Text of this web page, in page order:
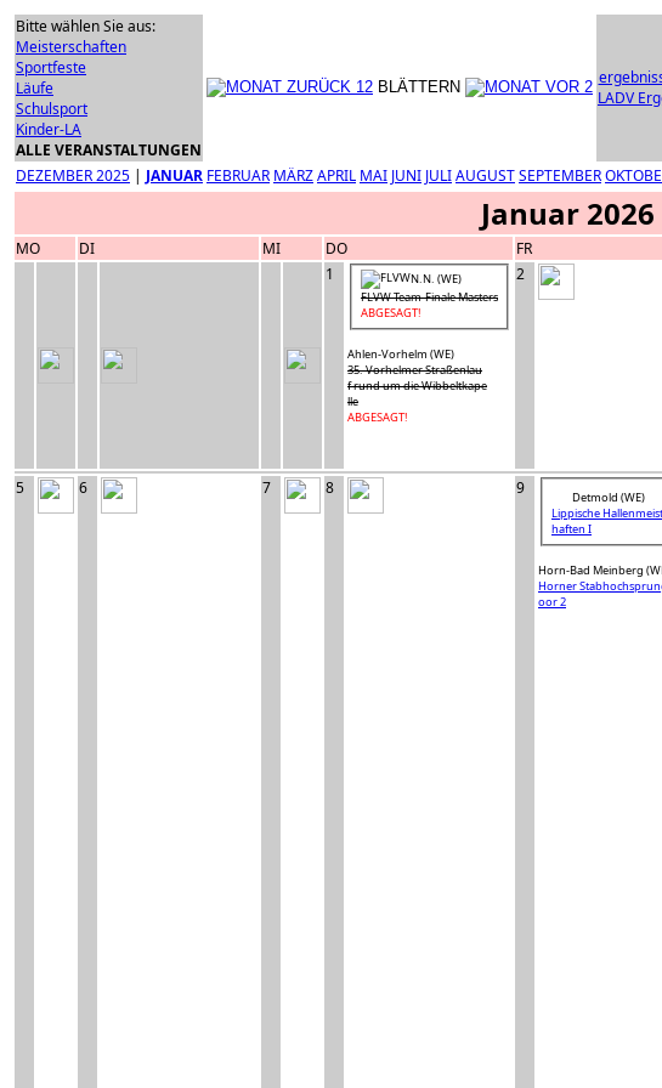
Bitte wählen Sie aus:
Meisterschaften
Sportfeste
Läufe
Schulsport
Kinder-LA
ALLE VERANSTALTUNGEN
BLÄTTERN
LADV
DEZEMBER 2025 | JANUAR FEBRUAR MÄRZAPRIL MAI JUNI JULIAUGUSTSEPTEMBER
Januar 2026
MO DI MI DO FR
1
N.N. (WE)
FLVW Team-Finale Masters
ABGESAGT!
Ahlen-Vorhelm (WE)
35. Vorhelmer Straßenlau
f rund um die Wibbeltkape
lle
ABGESAGT!
2
5 6 7 8 9
Detmold (WE)
Lippische
haften I
Horn-Bad Meinberg
Horner
oor 2